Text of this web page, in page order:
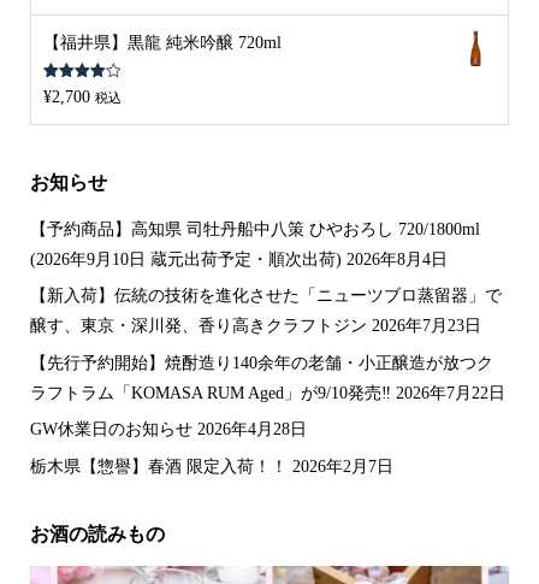
【福井県】黒龍 純米吟醸 720ml
5段階中
4.00の評
¥2,700 税込
お知らせ
【予約商品】高知県 司牡丹船中八策 ひやおろし 720/1800ml
(2026年9月10日 蔵元出荷予定・順次出荷) 2026年8月4日
【新入荷】伝統の技術を進化させた「ニューツブロ蒸留器」で
醸す、東京・深川発、香り高きクラフトジン 2026年7月23日
【先行予約開始】焼酎造り140余年の老舗・小正醸造が放つク
ラフトラム「KOMASA RUM Aged」が9/10発売‼️ 2026年7月22日
GW休業日のお知らせ 2026年4月28日
栃木県【惣譽】春酒 限定入荷！！ 2026年2月7日
お酒の読みもの